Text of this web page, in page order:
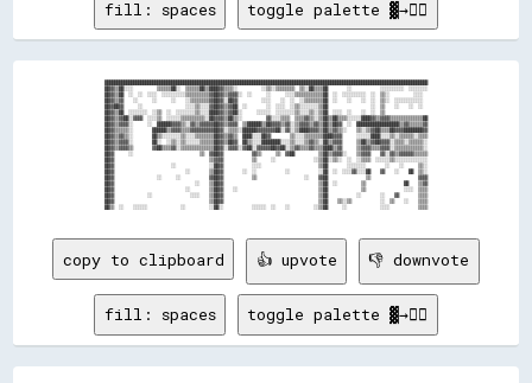
fill: spaces toggle palette ▓→✊🏽
████████████████████████████████████████████████████████████████████████████████████████████████████████████████████████████████████████
██▓▓▒▒██░░░░          ▒▒▒▒▒▒██░░  ▒▒▒▒▒▒██▒▒████▓▓▒▒▒▒░░          ░░▒▒░░▒▒▒▒▒▒▒▒  ▒▒░░██▒▒▒▒██        ░░            ░░░░░░░░░░  ░░░░░░░░
██▓▓▒▒██  ░░  ░░  ░░░░  ░░░░░░░░░░▒▒▒▒▒▒▒▒▒▒▓▓██▓▓▒▒▓▓▓▓░░  ░░      ░░      ░░░░▒▒▒▒▒▒▒▒▒▒▒▒██  ░░  ░░░░░░░░░░  ░░  ▒▒░░          ░░░░
██▓▓▒▒▓▓    ░░      ░░      ░░    ░░▒▒▒▒▒▒▒▒▓▓██▓▓░░██▓▓          ░░░░    ░░  ░░  ░░▒▒▒▒▒▒▒▒██  ░░    ░░    ░░  ░░  ▒▒░░  ░░░░░░░░░░░░
██▓▓██▓▓      ░░                  ░░░░▒▒░░░░▓▓██▓▓▒▒▓▓██  ░░        ░░  ░░░░  ░░▒▒░░░░░░░░▒▒██                  ░░  ▒▒    ░░    ░░  ░░
██▓▓▒▒██  ░░░░░░░░  ░░▒▒  ░░  ░░░░░░░░▒▒░░░░████▓▓▒▒▓▓██░░      ░░░░░░  ░░░░░░░░▒▒░░░░▒▒░░▒▒██  ░░░░  ░░    ░░  ░░  ▒▒
██▓▓▒▒▓▓██░░▓▓▓▓  ░░░░▒▒  ░░░░░░▒▒▒▒▒▒▒▒▒▒░░██▓▓▓▓▒▒██▒▒░░          ▓▓░░░░▒▒▒▒  ▒▒▒▒▓▓▒▒░░▒▒██▒▒██▒▒▒▒░░░░░░████▓▓▒▒▓▓▓▓▒▒▒▒▒▒▒▒▒▒▒▒▒▒██
██▓▓▒▒▓▓▓▓░░      ░░  ██████▓▓▓▓▒▒░░▓▓▒▒▓▓▓▓▓▓██▓▓▒▒▓▓▓▓  ▒▒██████▒▒██▓▓▓▓▒▒▓▓░░▒▒▓▓▓▓▒▒▓▓▒▒██▒▒██▓▓  ░░  ██████████████████▒▒▓▓▒▒▒▒▒▒▓▓
██▓▓▒▒▒▒▒▒░░        ██████▒▒▓▓▓▓▒▒▒▒▓▓▓▓▓▓▓▓▓▓██▓▓░░▒▒▒▒░░██████▓▓▓▓▓▓▓▓██░░▓▓░░▒▒████▓▓▓▓▒▒██▒▒▓▓▒▒░░    ▒▒░░▒▒▓▓██▒▒▒▒██▓▓▓▓████████▓▓
██▓▓▒▒▓▓▒▒░░        ██▒▒░░░░░░░░▒▒░░░░▒▒▒▒▒▒▒▒██▓▓▒▒▓▓▒▒  ████░░░░██▓▓        ▒▒░░░░▒▒▒▒▒▒▒▒████▓▓▓▓      ░░░░░░████░░░░▒▒░░▒▒▒▒▒▒░░▒▒▒▒
██▓▓▒▒▓▓▓▓░░        ██░░  ░░▒▒░░▒▒░░░░░░▒▒▒▒▒▒██▓▓▒▒██▓▓  ██▒▒░░░░████████░░░░▒▒░░░░▒▒▓▓▒▒░░██▒▒▓▓▓▓      ▒▒██▒▒▓▓██▓▓▓▓░░▒▒▒▒░░▒▒▒▒▒▒░░
██▓▓▒▒▓▓▓▓▒▒        ▓▓██▒▒▒▒▓▓░░▒▒▒▒▒▒▒▒▒▒▒▒▒▒██▓▓░░▓▓▓▓░░▓▓██░░▓▓▓▓▓▓██▓▓██░░▒▒▓▓▒▒▒▒▓▓▒▒▒▒████▒▒▓▓      ▒▒▓▓▓▓▒▒▒▒▓▓▓▓░░▒▒▒▒▒▒▒▒▒▒▒▒░░
██▓▓      ░░                            ▒▒  ▓▓██▓▓            ▓▓▒▒      ▒▒  ▓▓██          ▒▒██▒▒▓▓▓▓░░    ▒▒▓▓▓▓    ▓▓░░▓▓▒▒▓▓▓▓▓▓▒▒▒▒▒▒
██▓▓                                        ▒▒▓▓▓▓            ▒▒      ░░                ░░▒▒██░░▒▒░░  ░░  ░░▒▒▒▒  ░░░░░░▒▒░░░░░░░░░░░░░░
██▓▓                        ░░              ░░██▓▓            ░░░░                        ▒▒██        ░░░░░░░░        ░░    ░░      ▒▒░░
██▓▓                              ░░        ▒▒██▓▓        ░░  ░░            ░░            ░░██  ░░  ░░░░▓▓░░░░██    ▓▓    ░░    ██  ▒▒░░
██▓▓                  ░░      ░░            ▓▓██▓▓            ▒▒                    ░░    ▓▓██                ▒▒                    ▓▓▓▓
██▓▓                                  ░░    ▒▒██▓▓                                        ▒▒██  ░░          ▒▒                ██    ▒▒▓▓
██▓▓                              ░░        ▒▒██▓▓    ░░                                  ▒▒██              ▒▒                ░░░░  ▒▒▒▒
██▓▓              ░░                ░░░░    ▒▒██▓▓                                        ▒▒██            ░░        ░░    ▓▓        ▒▒▒▒
██▓▓                                        ▒▒██▓▓                                        ▒▒██    ▒▒░░▒▒            ░░  ▒▒    ░░    ▒▒▒▒
copy to clipboard 👍 upvote 👎 downvote
fill: spaces toggle palette ▓→✊🏽